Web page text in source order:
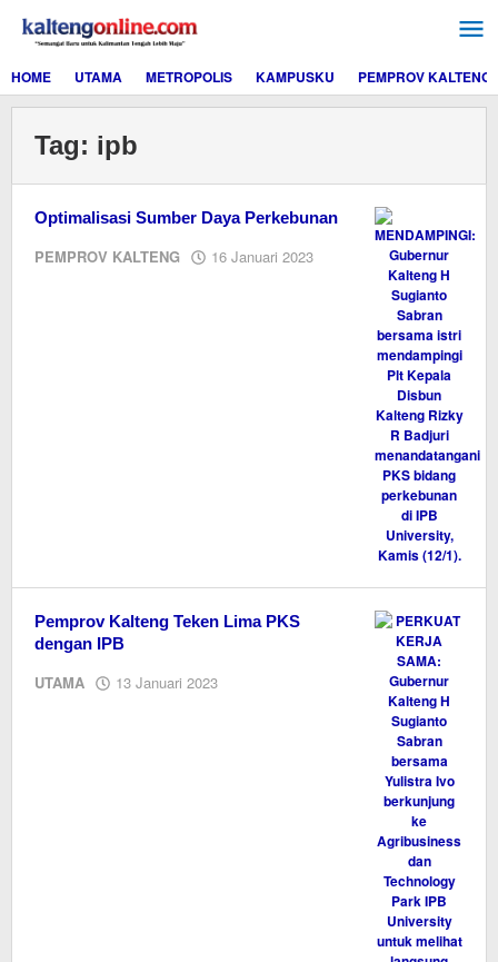
konten
HOME
UTAMA METROPOLIS KAMPUSKU PEMPROV KALTENG
Tag: ipb
Optimalisasi Sumber Daya Perkebunan
PEMPROV KALTENG 16 Januari 2023
Pemprov Kalteng Teken Lima PKS
dengan IPB
UTAMA 13 Januari 2023